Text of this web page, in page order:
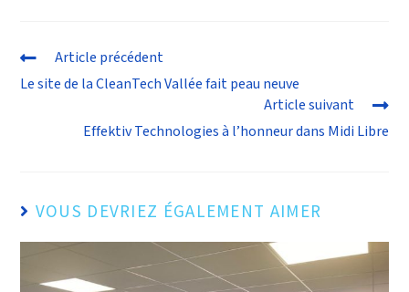
Article précédent
Le site de la CleanTech Vallée fait peau neuve
Article suivant
Effektiv Technologies à l’honneur dans Midi Libre
VOUS DEVRIEZ ÉGALEMENT AIMER